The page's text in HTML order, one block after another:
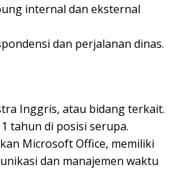
internal dan eksternal
dan perjalanan dinas.
Inggris, atau bidang terkait.
tahun di posisi serupa.
Microsoft Office, memiliki
dan manajemen waktu